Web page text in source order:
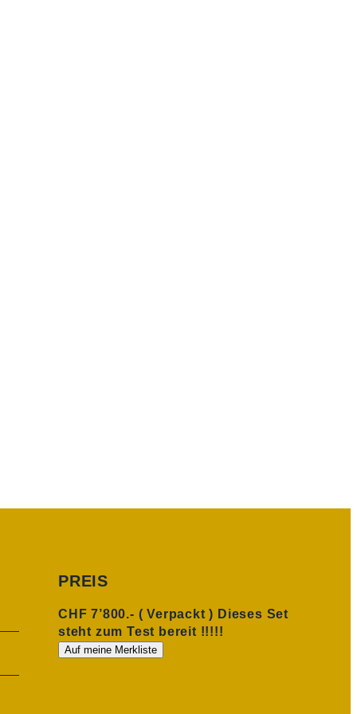
PREIS
CHF 7’800.- ( Verpackt ) Dieses Set
steht zum Test bereit !!!!!
Auf meine Merkliste